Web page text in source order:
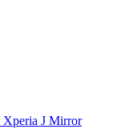
Xperia J Mirror